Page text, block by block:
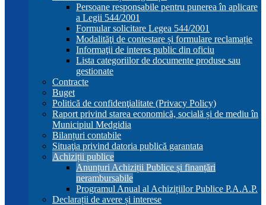
Persoane responsabile pentru punerea în aplicare
a Legii 544/2001
Formular solicitare Legea 544/2001
Modalităţi de contestare și formulare reclamație
Informaţii de interes public din oficiu
Lista categoriilor de documente produse sau
gestionate
Contracte
Buget
Politică de confidenţialitate (Privacy Policy)
Raport privind starea economică, socială și de mediu în
Municipiul Medgidia
Bilanțuri contabile
Situaţia privind datoria publică garantata
Achiziții publice
Anunțuri Achiziții Publice și finanțări
nerambursabile
Programul Anual al Achizițiilor Publice P.A.A.P.
Declarații de avere și interese